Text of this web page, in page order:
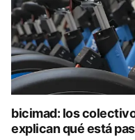
bicimad: los
explican qué está